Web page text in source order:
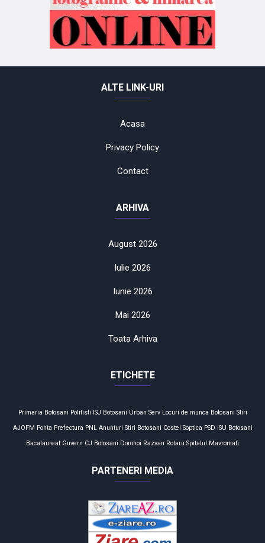
ALTE LINK-URI
Acasa
Privacy Policy
Contact
ARHIVA
August 2026
Iulie 2026
Iunie 2026
Mai 2026
Toata Arhiva
ETICHETE
Primaria Botosani Politisti ISJ Botosani Urban Serv Locuri de munca Botosani Stiri
AJOFM Ponta Prefectura PNL Anunturi Stiri Botosani Costel Soptica PSD ISU Botosani
Bacalaureat Guvern CJ Botosani Dorohoi Razvan Rotaru Spitalul Mavromati
PARTENERI MEDIA